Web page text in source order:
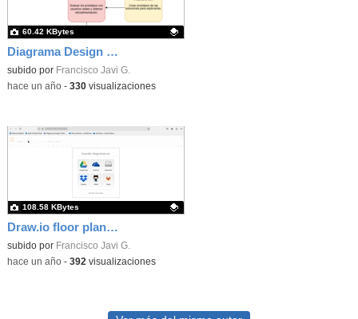
Diagrama Design Thinking
Contenido educativo.
subido por Francisco Javi G.
60.42 KBytes
-hace un año- 330visualizaciones
Draw.io floor plant diagram
Contenido educativo.
subido por Francisco Javi G.
108.58 KBytes
-hace un año- 392 visualizaciones